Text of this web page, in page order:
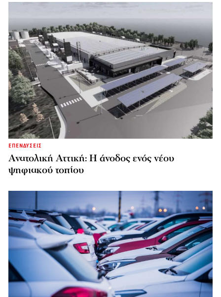
ΕΠΕΝΔΥΣΕΙΣ
Ανατολική Αττική: Η άνοδος ενός νέου
ψηφιακού τοπίου